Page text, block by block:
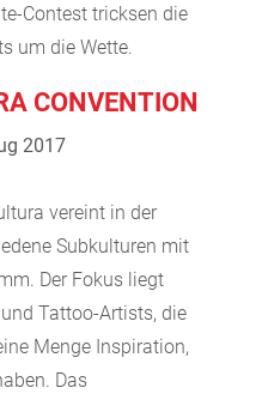
Contest tricksen die
um die Wette.
CONVENTION
2017
vereint in der
Subkulturen mit
Der Fokus liegt
Tattoo-Artists, die
Menge Inspiration,
Das